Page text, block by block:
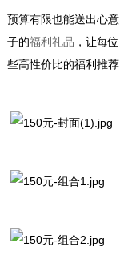
预算有限也能送出心
子的福利礼品 ，让每
些高性价比的福利推